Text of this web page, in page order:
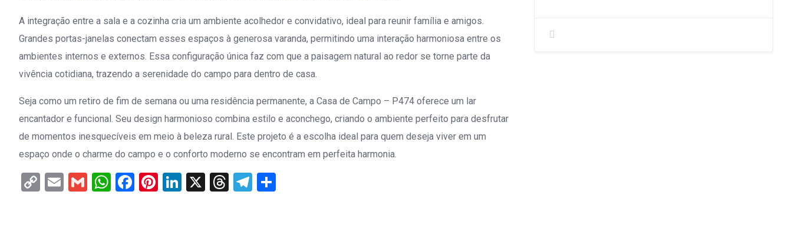
A integração entre a sala e a cozinha cria um ambiente acolhedor e convidativo, ideal para reunir família e amigos.
Grandes portas-janelas conectam esses espaços à generosa varanda, permitindo uma interação harmoniosa entre os
ambientes internos e externos. Essa configuração única faz com que a paisagem natural ao redor se torne parte da
vivência cotidiana, trazendo a serenidade do campo para dentro de casa.
Seja como um retiro de fim de semana ou uma residência permanente, a Casa de Campo – P474 oferece um lar
encantador e funcional. Seu design harmonioso combina estilo e aconchego, criando o ambiente perfeito para desfrutar
de momentos inesquecíveis em meio à beleza rural. Este projeto é a escolha ideal para quem deseja viver em um
espaço onde o charme do campo e o conforto moderno se encontram em perfeita harmonia.
CopyEmailGmailWhatsApp
Facebook
Pinterest
LinkedIn
X Threads
Telegram